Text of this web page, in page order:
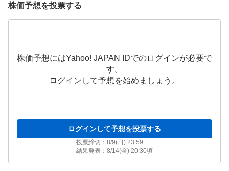
株価予想を投票する
株価予想にはYahoo! JAPAN IDでのログインが必要で
す。
ログインして予想を始めましょう。
ログインして予想を投票する
投票締切： 8/9(日) 23:59
結果発表： 8/14(金) 20:30頃